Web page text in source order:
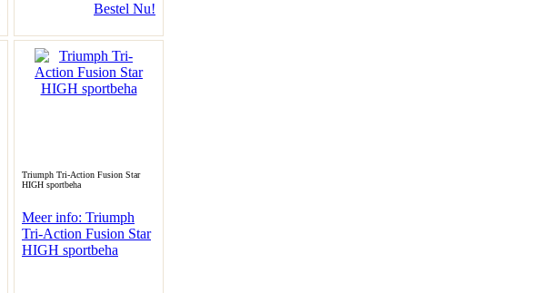
Bestel Nu!
Triumph Tri-Action Fusion Star
HIGH sportbeha
Meer info: Triumph
Tri-Action Fusion Star
HIGH sportbeha